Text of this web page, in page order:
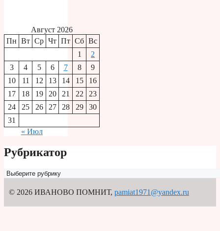
Август 2026
Пн Вт Ср Чт Пт Сб Вс
1
2
3
4 5 6 7 8
9
10
11 12 13 14 15
16
17
18 19 20 21 22
23
24
25 26 27 28 29
30
31
« Июл
Рубрикатор
Рубрикатор
© 2026 ИВАНОВО ПОМНИТ, pamiat1971@yandex.ru